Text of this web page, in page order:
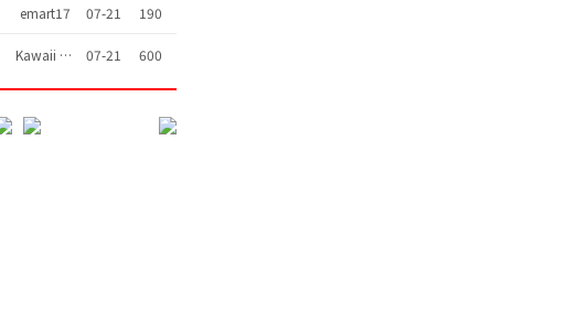
emart17 07-21 190
Kawaii Alley 07-21 600